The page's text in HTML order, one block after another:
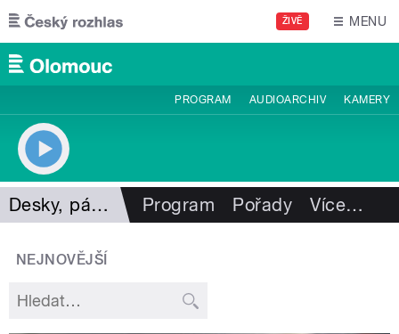
Přejít k hlavnímu obsahu
ŽIVĚ MENU
PROGRAM AUDIOARCHIV KAMERY
Desky, pásky, vzpomínky Program Pořady Více…
NEJNOVĚJŠÍ